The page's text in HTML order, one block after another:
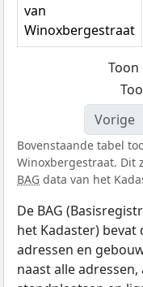
van
Winoxbergestraat
Toon
Vorige
Bovenstaande tabel
Winoxbergestraat. Dit
BAG data van het
De BAG
het Kadaster) bevat
adressen en
naast alle